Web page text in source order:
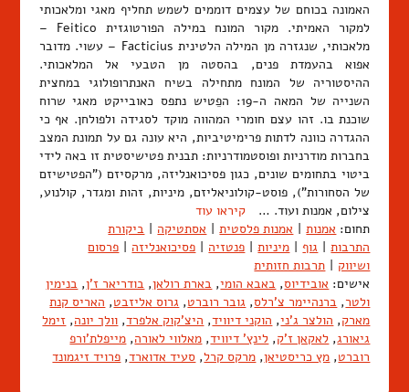
האמונה בכוחם של עצמים דוממים לשמש תחליף מאגי ומלאכותי
למקור האמיתי. מקור המונח במילה הפורטוגזית Feitico –
מלאכותי, שנגזרה מן המילה הלטינית Facticius – עשוי. מדובר
אפוא בהעמדת פנים, בהסטה מן הטבעי אל המלאכותי.
ההיסטוריה של המונח מתחילה בשיח האנתרופולוגי במחצית
השנייה של המאה ה-19: הפֵטיש נתפס כאובייקט מאגי שרוח
שוכנת בו. זהו עצם חומרי המהווה מוקד לסגידה ולפולחן. אף כי
ההגדרה כוונה לדתות פרימיטיביות, היא עונה גם על תמונת המצב
בחברות מודרניות ופוסטמודרניות: תבנית פטישיסטית זו באה לידי
ביטוי בתחומים שונים, כגון פסיכואנליזה, מרקסיזם ("הפטישיזם
של הסחורות"), פוסט-קולוניאליזם, מיניות, זהות ומגדר, קולנוע,
צילום, אמנות ועוד. … קיראו עוד
תחום: אמנות | אמנות פלסטית | אסתטיקה | ביקורת
התרבות | גוף | מיניות | פנטזיה | פסיכואנליזה | פרסום
ושיווק | תרבות חזותית
אישים: אובידיוס, באבא הומי, בארת רולאן, בודריאר ז'ן, בנימין
ולטר, ברנהיימר צ'רלס, גובר רוברט, גרוס אליזבט, האריס קנת
מארק, הולצר ג'ני, הוקני דיוויד, היצ'קוק אלפרד, וולך יונה, זימל
גיאורג, לאקאן ז'ק, לינץ' דיוויד, מאלווי לאורה, מייפלת'ורפ
רוברט, מץ כריסטיאן, מרקס קרל, סעיד אדוארד, פרויד זיגמונד